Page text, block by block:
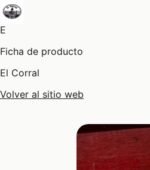
E
Ficha de producto
El Corral
Volver al sitio web